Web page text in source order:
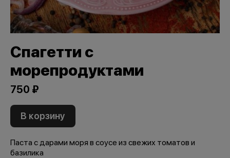
Спагетти с
морепродуктами
750 ₽
В корзину
Паста с дарами моря в соусе из свежих томатов и
базилика